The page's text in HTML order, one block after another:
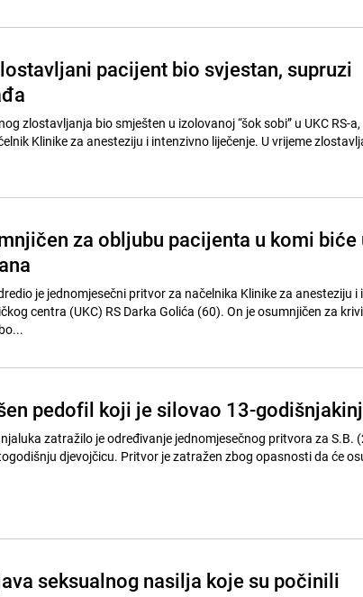
pacijent bio svjestan, supruzi
zlostavljanja bio smješten u izolovanoj “šok sobi” u UKC RS-
Klinike za anesteziju i intenzivno liječenje. U vrijeme
za obljubu pacijenta u komi biće
je jednomjesečni pritvor za načelnika Klinike za anesteziju i
centra (UKC) RS Darka Golića (60). On je osumnjičen za
pedofil koji je silovao 13-
zatražilo je određivanje jednomjesečnog pritvora za S.B.
djevojčicu. Pritvor je zatražen zbog opasnosti da će
seksualnog nasilja koje su počinili